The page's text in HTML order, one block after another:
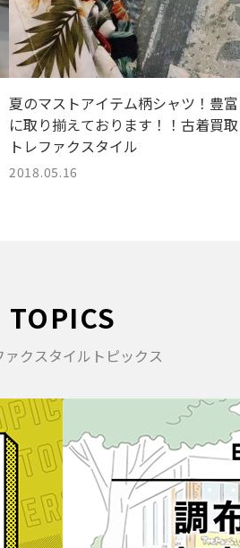
夏のマストアイテム柄シャツ！豊富
に取り揃えております！！古着買取
トレファクスタイル
2018.05.16
TOPICS
ァクスタイルトピックス